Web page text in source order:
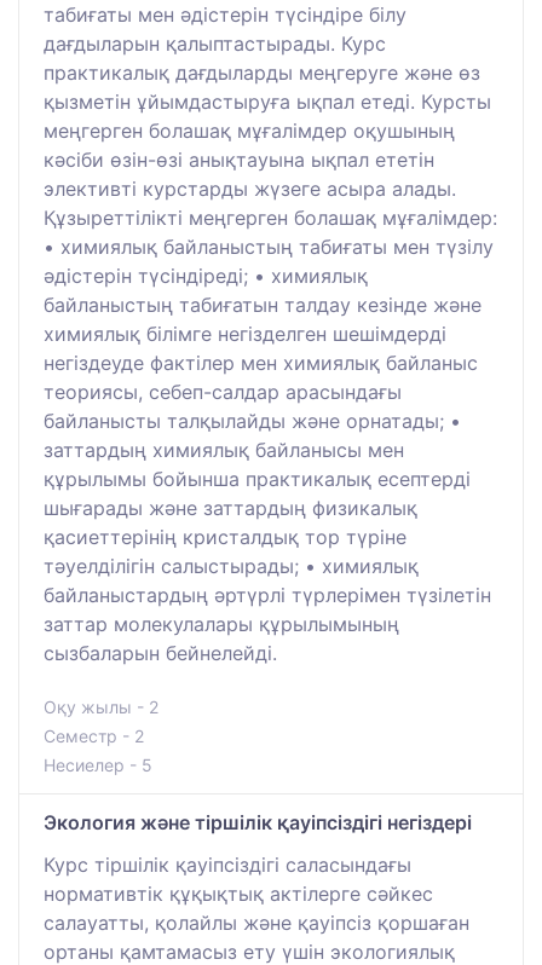
табиғаты мен әдістерін түсіндіре білу
дағдыларын қалыптастырады. Курс
практикалық дағдыларды меңгеруге және өз
қызметін ұйымдастыруға ықпал етеді. Курсты
меңгерген болашақ мұғалімдер оқушының
кәсіби өзін-өзі анықтауына ықпал ететін
элективті курстарды жүзеге асыра алады.
Құзыреттілікті меңгерген болашақ мұғалімдер:
• химиялық байланыстың табиғаты мен түзілу
әдістерін түсіндіреді; • химиялық
байланыстың табиғатын талдау кезінде және
химиялық білімге негізделген шешімдерді
негіздеуде фактілер мен химиялық байланыс
теориясы, себеп-салдар арасындағы
байланысты талқылайды және орнатады; •
заттардың химиялық байланысы мен
құрылымы бойынша практикалық есептерді
шығарады және заттардың физикалық
қасиеттерінің кристалдық тор түріне
тәуелділігін салыстырады; • химиялық
байланыстардың әртүрлі түрлерімен түзілетін
заттар молекулалары құрылымының
сызбаларын бейнелейді.
Оқу жылы - 2
Семестр - 2
Несиелер - 5
Экология және тіршілік қауіпсіздігі негіздері
Курс тіршілік қауіпсіздігі саласындағы
нормативтік құқықтық актілерге сәйкес
салауатты, қолайлы және қауіпсіз қоршаған
ортаны қамтамасыз ету үшін экологиялық